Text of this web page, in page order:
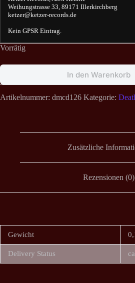
Weihungstrasse 33, 89171 Illerkirchberg
ketzer@ketzer-records.de
Kein GPSR Eintrag.
Vorrätig
In den Warenkorb
Artikelnummer: dmcd126 Kategorie:
Zusätzliche
Rezensionen (0)
Gewicht
Delivery Status